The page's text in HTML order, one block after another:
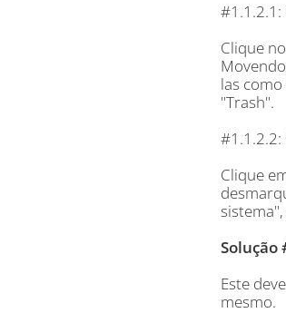
#1.1.2.1:
Clique
las
"Trash".
#1.1.2.2:
Clique
Solução
Este
mesmo.